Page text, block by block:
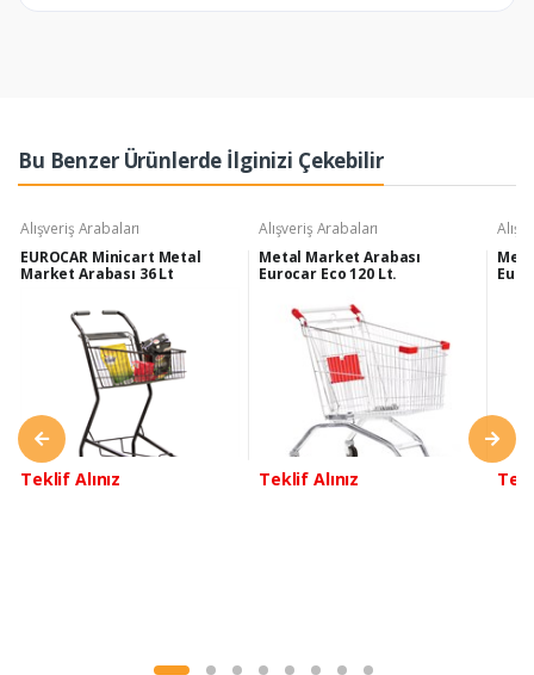
Bu Benzer Ürünlerde İlginizi Çekebilir
Alışveriş Arabaları
EUROCAR Minicart Metal
Market Arabası 36 Lt
Teklif Alınız
Alışveriş Arabaları
Metal Market Arabası
Eurocar Eco 120 Lt.
Teklif Alınız